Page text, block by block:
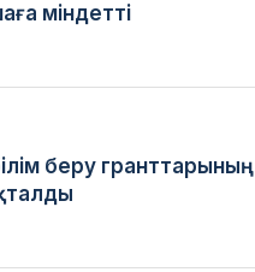
міндетті
беру гранттарының